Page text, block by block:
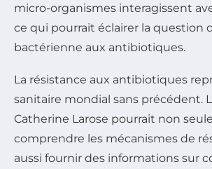
micro-organismes interagissent
ce qui pourrait éclairer la question
bactérienne aux antibiotiques.
La résistance aux antibiotiques
sanitaire mondial sans précédent.
Catherine Larose pourrait non
comprendre les mécanismes de
aussi fournir des informations sur